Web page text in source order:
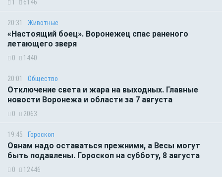
1 6146
20:31 Животные
«Настоящий боец». Воронежец спас раненого
летающего зверя
0 1440
20:01 Общество
Отключение света и жара на выходных. Главные
новости Воронежа и области за 7 августа
0 2063
19:45 Гороскоп
Овнам надо оставаться прежними, а Весы могут
быть подавлены. Гороскоп на субботу, 8 августа
0 12446